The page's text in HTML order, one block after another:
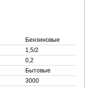
Бензиновые
1,5/2
0,2
Бытовые
3000